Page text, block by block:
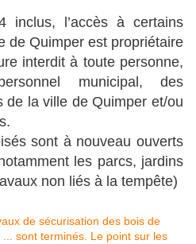
inclus, l’accès à certains
de Quimper est propriétaire
interdit à toute personne,
municipal, des
de la ville de Quimper et/ou
sont à nouveau ouverts
les parcs, jardins
non liés à la tempête)